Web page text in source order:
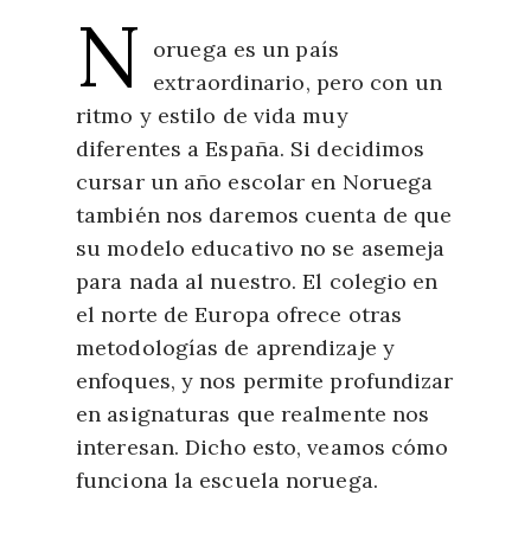
N
oruega es un país
extraordinario, pero con un
ritmo y estilo de vida muy
diferentes a España. Si decidimos
cursar un año escolar en Noruega
también nos daremos cuenta de que
su modelo educativo no se asemeja
para nada al nuestro. El colegio en
el norte de Europa ofrece otras
metodologías de aprendizaje y
enfoques, y nos permite profundizar
en asignaturas que realmente nos
interesan. Dicho esto, veamos cómo
funciona la escuela noruega.